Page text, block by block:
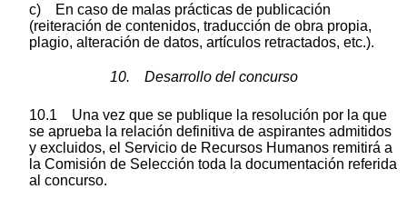
c) En caso de malas prácticas de publicación
(reiteración de contenidos, traducción de obra propia,
plagio, alteración de datos, artículos retractados, etc.).
10. Desarrollo del concurso
10.1 Una vez que se publique la resolución por la que
se aprueba la relación definitiva de aspirantes admitidos
y excluidos, el Servicio de Recursos Humanos remitirá a
la Comisión de Selección toda la documentación referida
al concurso.